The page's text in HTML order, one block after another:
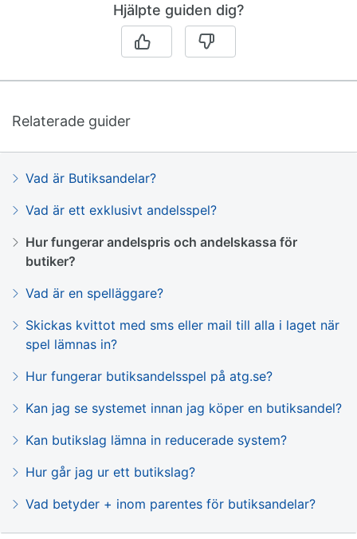
Hjälpte guiden dig?
Relaterade guider
Vad är Butiksandelar?
Vad är ett exklusivt andelsspel?
Hur fungerar andelspris och andelskassa för
butiker?
Vad är en spelläggare?
Skickas kvittot med sms eller mail till alla i laget när
spel lämnas in?
Hur fungerar butiksandelsspel på atg.se?
Kan jag se systemet innan jag köper en butiksandel?
Kan butikslag lämna in reducerade system?
Hur går jag ur ett butikslag?
Vad betyder + inom parentes för butiksandelar?